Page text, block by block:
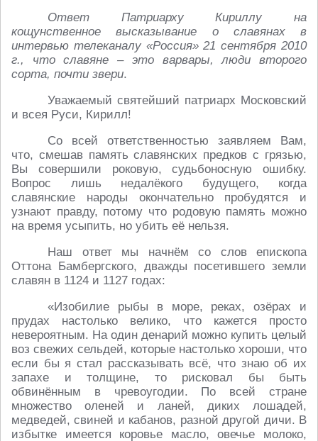
Ответ Патриарху Кириллу на
кощунственное высказывание о славянах в
интервью телеканалу «Россия» 21 сентября 2010
г., что славяне – это варвары, люди второго
сорта, почти звери.
Уважаемый святейший патриарх Московский
и всея Руси, Кирилл!
Cо всей ответственностью заявляем Вам,
что, смешав память славянских предков с грязью,
Вы совершили роковую, судьбоносную ошибку.
Вопрос лишь недалёкого будущего, когда
славянские народы окончательно пробудятся и
узнают правду, потому что родовую память можно
на время усыпить, но убить её нельзя.
Наш ответ мы начнём со слов епископа
Оттона Бамбергского, дважды посетившего земли
славян в 1124 и 1127 годах:
«Изобилие рыбы в море, реках, озёрах и
прудах настолько велико, что кажется просто
невероятным. На один денарий можно купить целый
воз свежих сельдей, которые настолько хороши, что
если бы я стал рассказывать всё, что знаю об их
запахе и толщине, то рисковал бы быть
обвинённым в чревоугодии. По всей стране
множество оленей и ланей, диких лошадей,
медведей, свиней и кабанов, разной другой дичи. В
избытке имеется коровье масло, овечье молоко,